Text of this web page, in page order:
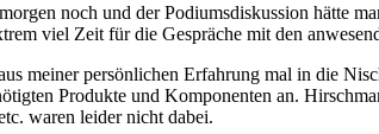
noch und der Podiumsdiskussion hätte
viel Zeit für die Gespräche mit den
meiner persönlichen Erfahrung mal in die
Produkte und Komponenten an.
waren leider nicht dabei.